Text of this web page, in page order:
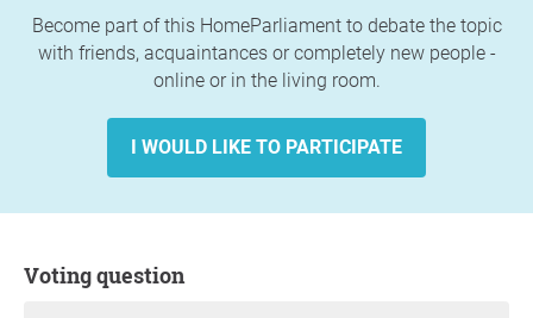
Become part of this HomeParliament to debate the topic
with friends, acquaintances or completely new people -
online or in the living room.
I WOULD LIKE TO PARTICIPATE
Voting question